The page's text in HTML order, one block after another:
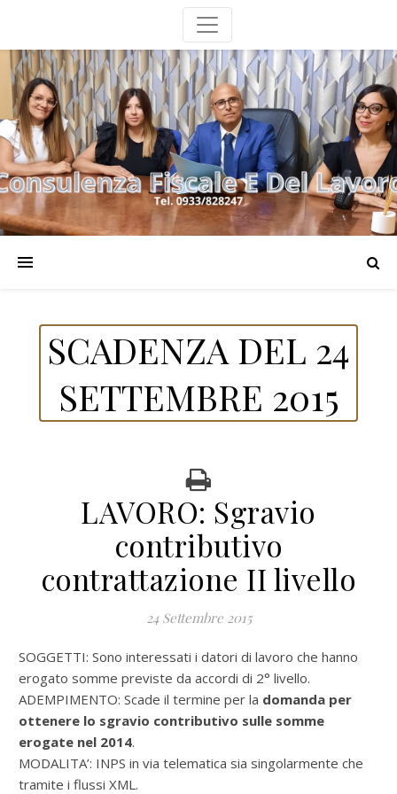
SCADENZA DEL 24
SETTEMBRE 2015
LAVORO: Sgravio
contributivo
contrattazione II livello
24 Settembre 2015
SOGGETTI: Sono interessati i datori di lavoro che hanno
erogato somme previste da accordi di 2° livello.
ADEMPIMENTO: Scade il termine per la domanda per
ottenere lo sgravio contributivo sulle somme
erogate nel 2014.
MODALITA’: INPS in via telematica sia singolarmente che
tramite i flussi XML.